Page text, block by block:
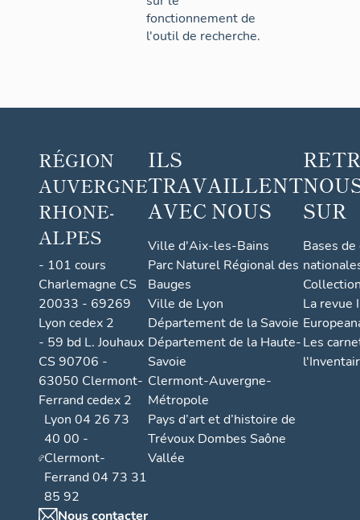
fonctionnement de
l'outil de recherche.
RÉGION
AUVERGNE
RHONE-
ALPES
- 101 cours
Charlemagne CS
20033 - 69269
Lyon cedex 2
- 59 bd L. Jouhaux
CS 90706 -
63050 Clermont-
Ferrand cedex 2
Lyon 04 26 73
40 00 -
Clermont-
Ferrand 04 73 31
85 92
Nous contacter
ILS
TRAVAILLENT
AVEC NOUS
Ville d'Aix-les-Bains
Parc Naturel Régional des
Bauges
Ville de Lyon
Département de la Savoie
Département de la Haute-
Savoie
Clermont-Auvergne-
Métropole
Pays d’art et d’histoire de
Trévoux Dombes Saône
Vallée
SUR
Bases
La revue
Les